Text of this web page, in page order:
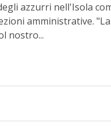
azzurri nell'Isola
amministrative.
nostro...